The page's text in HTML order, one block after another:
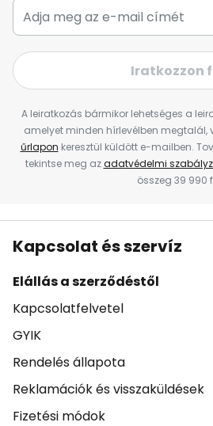
Iratkozzon
A leiratkozás bármikor lehetséges a
amelyet minden hírlevélben megtalál,
űrlapon keresztül küldött e-mailben.
tekintse meg azadatvédelmi
összeg 39 990
Kapcsolat és szervíz
Elállás a szerződéstől
Kapcsolatfelvetel
GYIK
Rendelés állapota
Reklamációk és visszaküldések
Fizetési módok